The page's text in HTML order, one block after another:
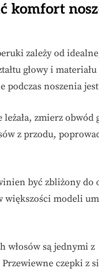
komfort
zależy od
głowy i
podczas noszenia
zmierz obwód
z przodu,
być zbliżony do
większości modeli
włosów są jednymi z
czepki z